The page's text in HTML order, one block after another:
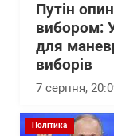
Путін
вибором:
для
виборів
7 серпня,
Політика